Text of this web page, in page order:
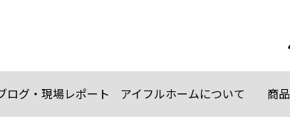
ログ・現場レポート アイフルホームについて 商